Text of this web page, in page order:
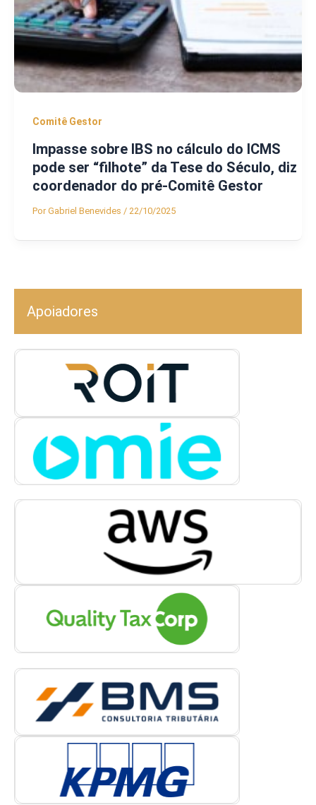
Comitê Gestor
Impasse sobre IBS no cálculo do ICMS
pode ser “filhote” da Tese do Século, diz
coordenador do pré-Comitê Gestor
PorGabriel Benevides / 22/10/2025
Apoiadores